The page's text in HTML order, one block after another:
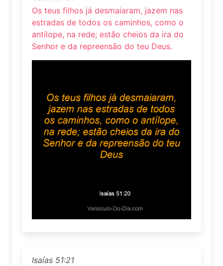
Os teus filhos já desmaiaram, jazem nas
estradas de todos os caminhos, como o
antílope, na rede; estão cheios da ira do
Senhor e da repreensão do teu Deus.
Isaías 51:21